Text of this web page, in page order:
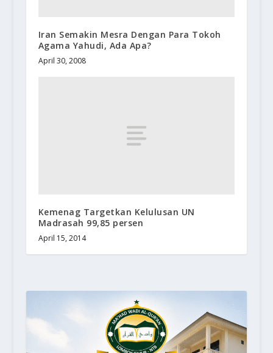
Iran Semakin Mesra Dengan Para Tokoh
Agama Yahudi, Ada Apa?
April 30, 2008
Kemenag Targetkan Kelulusan UN
Madrasah 99,85 persen
April 15, 2014